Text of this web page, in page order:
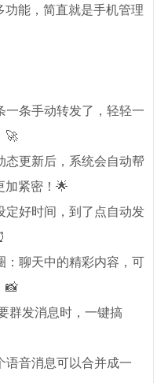
能，简直就是手机管理
一条手动转发了，轻轻一
🚀
态更新后，系统会自动帮
加紧密！🌟
定好时间，到了点自动发
：聊天中的精彩内容，可
📸
群发消息时，一键搞
语音消息可以合并成一